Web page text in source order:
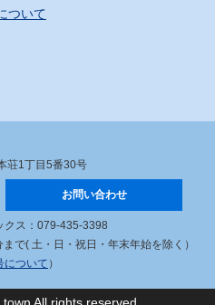
ついて
荘1丁目5番30号
お問い合わせ
クス：079-435-3398
まで( 土・日・祝日・年末年始を除く）
について ）